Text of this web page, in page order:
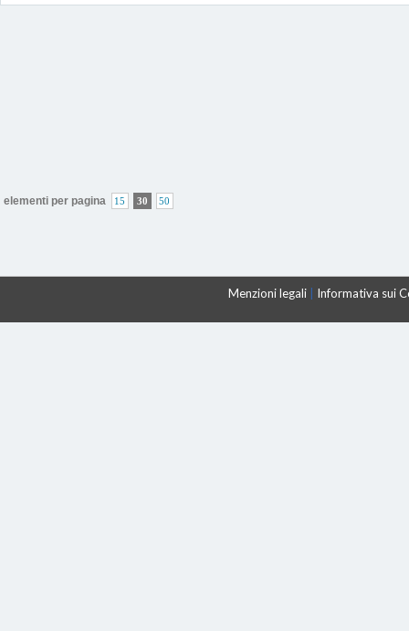
elementi per pagina 15 30 50
Menzioni legali Informativa sui